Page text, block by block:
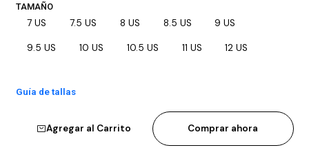
TAMAÑO
7 US 7.5 US 8 US 8.5 US 9 US
9.5 US 10 US 10.5 US 11 US 12 US
Guía de tallas
Agregar al Carrito Comprar ahora